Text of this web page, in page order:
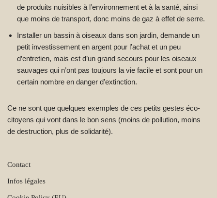
de produits nuisibles à l’environnement et à la santé, ainsi
que moins de transport, donc moins de gaz à effet de serre.
Installer un bassin à oiseaux dans son jardin, demande un
petit investissement en argent pour l’achat et un peu
d’entretien, mais est d’un grand secours pour les oiseaux
sauvages qui n’ont pas toujours la vie facile et sont pour un
certain nombre en danger d’extinction.
Ce ne sont que quelques exemples de ces petits gestes éco-
citoyens qui vont dans le bon sens (moins de pollution, moins
de destruction, plus de solidarité).
Contact
Infos légales